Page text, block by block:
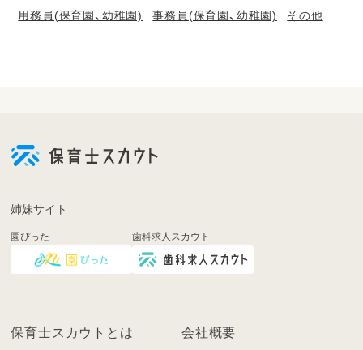
用務員(保育園、幼稚園)
事務員(保育園、幼稚園) その他
登
く
ン
姉妹サイト
園ぴった 歯科求人スカウト
保育士スカウトとは 会社概要